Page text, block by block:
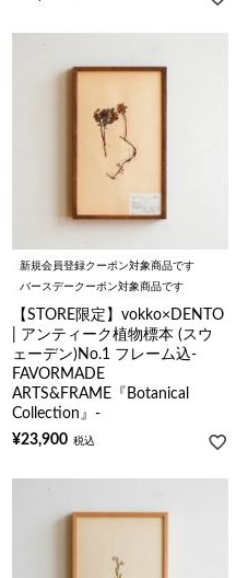
新規会員登録クーポン対象商品です
バースデークーポン対象商品です
【STORE限定】vokko×DENTO
| アンティーク植物標本 (スウ
ェーデン)No.1 フレーム込-
FAVORMADE
ARTS&FRAME『Botanical
Collection』-
¥23,900 税込